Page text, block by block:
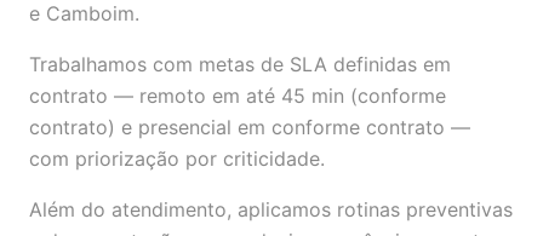
e Camboim.
Trabalhamos com metas de SLA definidas em
contrato — remoto em até 45 min (conforme
contrato) e presencial em conforme contrato —
com priorização por criticidade.
Além do atendimento, aplicamos rotinas preventivas